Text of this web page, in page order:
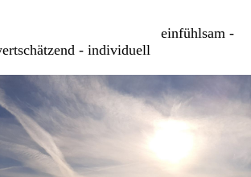
einfühlsam -
- individuell